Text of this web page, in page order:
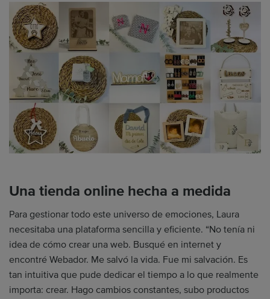
Una tienda online hecha a medida
Para gestionar todo este universo de emociones, Laura
necesitaba una plataforma sencilla y eficiente. “No tenía ni
idea de cómo crear una web. Busqué en internet y
encontré Webador. Me salvó la vida. Fue mi salvación. Es
tan intuitiva que pude dedicar el tiempo a lo que realmente
importa: crear. Hago cambios constantes, subo productos